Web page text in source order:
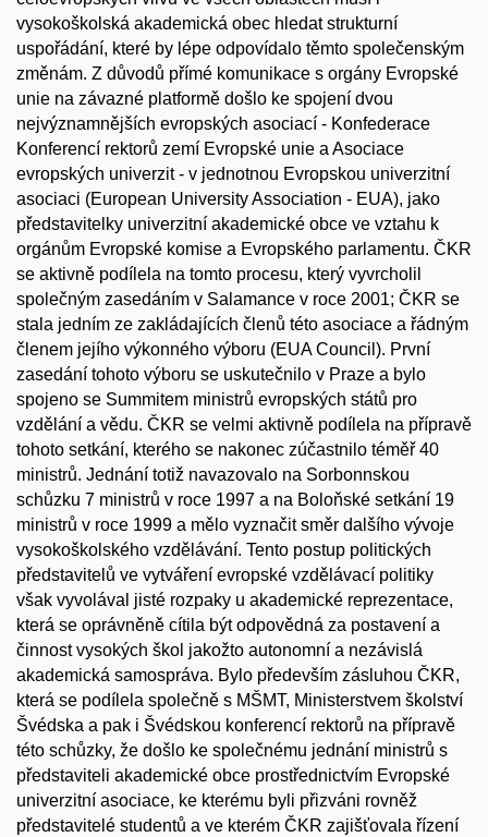
vysokoškolská akademická obec hledat strukturní
uspořádání, které by lépe odpovídalo těmto společenským
změnám. Z důvodů přímé komunikace s orgány Evropské
unie na závazné platformě došlo ke spojení dvou
nejvýznamnějších evropských asociací - Konfederace
Konferencí rektorů zemí Evropské unie a Asociace
evropských univerzit - v jednotnou Evropskou univerzitní
asociaci (European University Association - EUA), jako
představitelky univerzitní akademické obce ve vztahu k
orgánům Evropské komise a Evropského parlamentu. ČKR
se aktivně podílela na tomto procesu, který vyvrcholil
společným zasedáním v Salamance v roce 2001; ČKR se
stala jedním ze zakládajících členů této asociace a řádným
členem jejího výkonného výboru (EUA Council). První
zasedání tohoto výboru se uskutečnilo v Praze a bylo
spojeno se Summitem ministrů evropských států pro
vzdělání a vědu. ČKR se velmi aktivně podílela na přípravě
tohoto setkání, kterého se nakonec zúčastnilo téměř 40
ministrů. Jednání totiž navazovalo na Sorbonnskou
schůzku 7 ministrů v roce 1997 a na Boloňské setkání 19
ministrů v roce 1999 a mělo vyznačit směr dalšího vývoje
vysokoškolského vzdělávání. Tento postup politických
představitelů ve vytváření evropské vzdělávací politiky
však vyvolával jisté rozpaky u akademické reprezentace,
která se oprávněně cítila být odpovědná za postavení a
činnost vysokých škol jakožto autonomní a nezávislá
akademická samospráva. Bylo především zásluhou ČKR,
která se podílela společně s MŠMT, Ministerstvem školství
Švédska a pak i Švédskou konferencí rektorů na přípravě
této schůzky, že došlo ke společnému jednání ministrů s
představiteli akademické obce prostřednictvím Evropské
univerzitní asociace, ke kterému byli přizváni rovněž
představitelé studentů a ve kterém ČKR zajišťovala řízení